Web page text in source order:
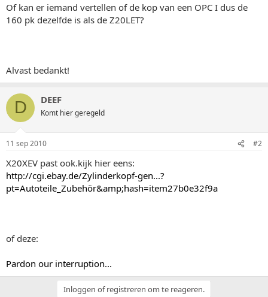
Of kan er iemand vertellen of de kop van een OPC I dus de
160 pk dezelfde is als de Z20LET?
Alvast bedankt!
D DEEF
Komt hier geregeld
11 sep 2010 #2
X20XEV past ook.kijk hier eens:
http://cgi.ebay.de/Zylinderkopf-gen...?
pt=Autoteile_Zubehör&amp;hash=item27b0e32f9a
of deze:
Pardon our interruption...
Inloggen of registreren om te reageren.